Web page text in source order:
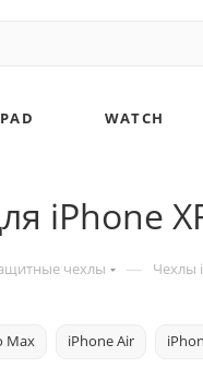
WATCH
iPhone
чехлы — Чехлы
Max iPhone Air